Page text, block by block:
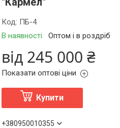
В наявності Оптом і в роздріб
Код: ПБ-4
від 245 000 ₴
Показати оптові ціни
Купити
+380950010355